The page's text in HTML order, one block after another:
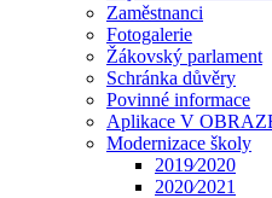
Zaměstnanci
Fotogalerie
Žákovský parlament
Schránka důvěry
Povinné informace
Aplikace V
Modernizace školy
2019⁄2020
2020⁄2021